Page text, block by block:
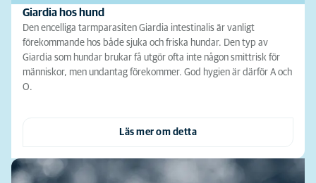
Giardia hos hund
Den encelliga tarmparasiten Giardia intestinalis är vanligt
förekommande hos både sjuka och friska hundar. Den typ av
Giardia som hundar brukar få utgör ofta inte någon smittrisk för
människor, men undantag förekommer. God hygien är därför A och
O.
Läs mer om detta